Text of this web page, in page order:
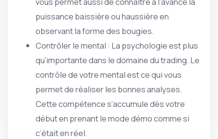
puissance baissière ou haussière en
observant la forme des bougies.
Contrôler le mental : La psychologie est plus
qu’importante dans le domaine du trading. Le
contrôle de votre mental est ce qui vous
permet de réaliser les bonnes analyses.
Cette compétence s’accumule dès votre
début en prenant le mode démo comme si
c’était en réel.